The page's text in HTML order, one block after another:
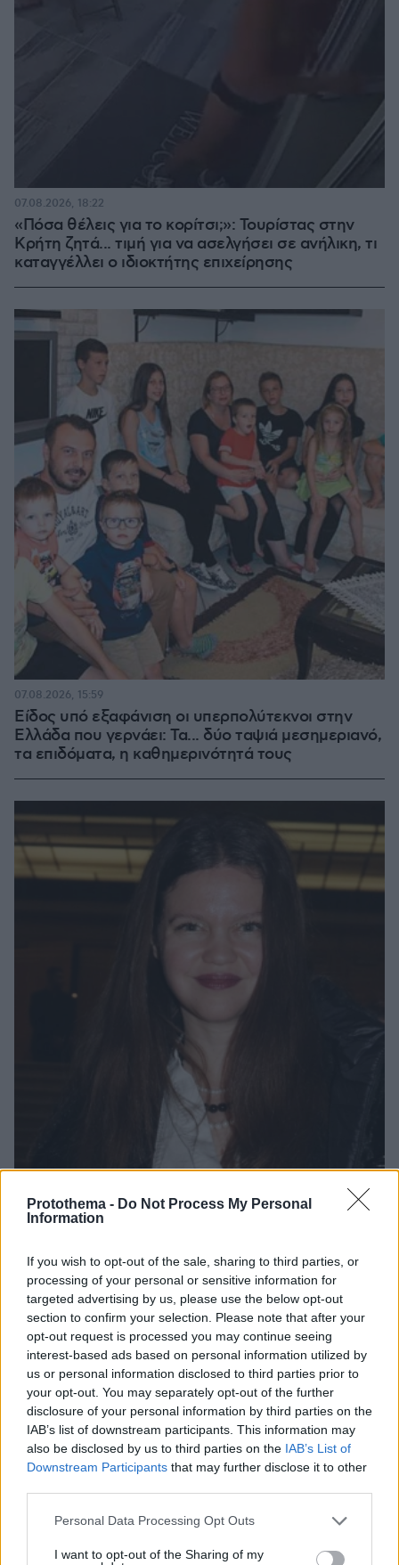
Protothema - Do Not Process My Personal
Information
If you wish to opt-out of the sale, sharing to third parties, or
processing of your personal or sensitive information for
targeted advertising by us, please use the below opt-out
section to confirm your selection. Please note that after your
opt-out request is processed you may continue seeing
interest-based ads based on personal information utilized by
us or personal information disclosed to third parties prior to
your opt-out. You may separately opt-out of the further
disclosure of your personal information by third parties on the
IAB’s list of downstream participants. This information may
also be disclosed by us to third parties on the IAB’s List of
Downstream Participants that may further disclose it to other
Please note that this website/app uses one or more Google
not limited to your visit or usage behaviour. You may click to
Personal Data Processing Opt Outs
I want to opt-out of the Sharing of my
«Πόσα θέλεις για το κορίτσι;»: Τουρίστας στην
Κρήτη ζητά... τιμή για να ασελγήσει σε ανήλικη, τι
καταγγέλλει ο ιδιοκτήτης επιχείρησης
07.08.2026, 18:22
Είδος υπό εξαφάνιση οι υπερπολύτεκνοι στην
Ελλάδα που γερνάει: Τα... δύο ταψιά μεσημεριανό,
τα επιδόματα, η καθημερινότητά τους
07.08.2026, 15:59
Η Λίλα Μπακλέση έφερε στον κόσμο το πρώτο
της παιδί, δείτε την ανάρτηση του συντρόφου της
Βάλθηκε να τρελάνει κόσμο ο Καντέρ:
Ο Τούρκος πρώην σέντερ του NBA
δηλώνει ότι πληροί τα κριτήρια...
συμπερίληψης και δηλώνει υποψήφιος
να παίξει στο WNBA
07.08.2026, 23:30 10
Ο «Δράκος» του Λονδίνου: 40χρονος
με προβλήματα όρασης σκότωνε και
βίαζε γυναίκες, η αστυνομία τον είχε